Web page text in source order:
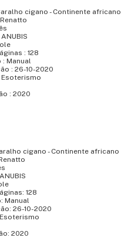
cigano - Continente africano
: 128
Manual
: 26-10-2020
Esoterismo
: 2020
cigano - Continente africano
128
Manual
26-10-2020
2020